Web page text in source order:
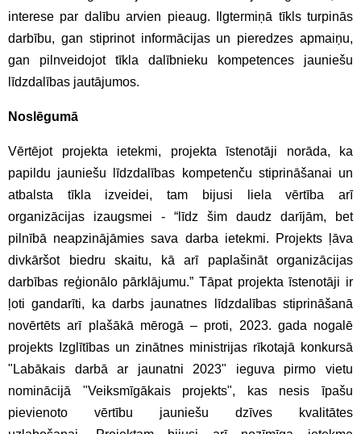
interese par dalību arvien pieaug. Ilgtermiņā tīkls turpinās
darbību, gan stiprinot informācijas un pieredzes apmaiņu,
gan pilnveidojot tīkla dalībnieku kompetences jauniešu
līdzdalības jautājumos.
Noslēgumā
Vērtējot projekta ietekmi, projekta īstenotāji norāda, ka
papildu jauniešu līdzdalības kompetenču stiprināšanai un
atbalsta tīkla izveidei, tam bijusi liela vērtība arī
organizācijas izaugsmei - “līdz šim daudz darījām, bet
pilnībā neapzinājāmies sava darba ietekmi. Projekts ļāva
divkāršot biedru skaitu, kā arī paplašināt organizācijas
darbības reģionālo pārklājumu.” Tāpat projekta īstenotāji ir
ļoti gandarīti, ka darbs jaunatnes līdzdalības stiprināšanā
novērtēts arī plašākā mērogā – proti, 2023. gada nogalē
projekts Izglītības un zinātnes ministrijas rīkotajā konkursā
"Labākais darbā ar jaunatni 2023" ieguva pirmo vietu
nominācijā "Veiksmīgākais projekts", kas nesis īpašu
pievienoto vērtību jauniešu dzīves kvalitātes